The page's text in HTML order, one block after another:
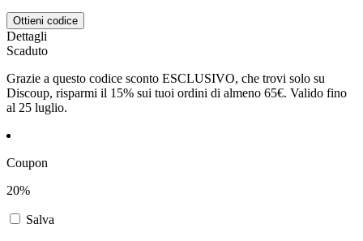
Ottieni codice
Dettagli
Scaduto
Grazie a questo codice sconto ESCLUSIVO, che trovi solo su
Discoup, risparmi il 15% sui tuoi ordini di almeno 65€. Valido fino
al 25 luglio.
Coupon
20%
Salva